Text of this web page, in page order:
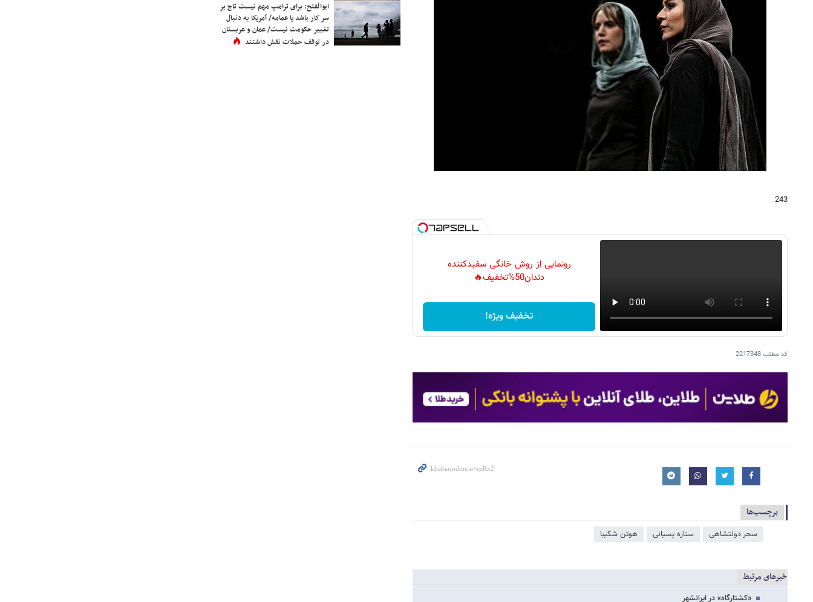
243
رونمایی از روش خانگی سفیدکننده
دندان50%تخفیف🔥
تخفیف ویژه!
کد مطلب2217348
برچسب‌ها
سحر دولتشاهی ستاره پسیانی هوتن شکیبا
خبرهای مرتبط
«کشتارگاه» در ایرانشهر
ابوالفتح: برای ترامپ مهم نیست تاج بر
سر کار باشد یا عمامه/ آمریکا به دنبال
تغییر حکومت نیست/ عمان و عربستان
در توقف حملات نقش داشتند